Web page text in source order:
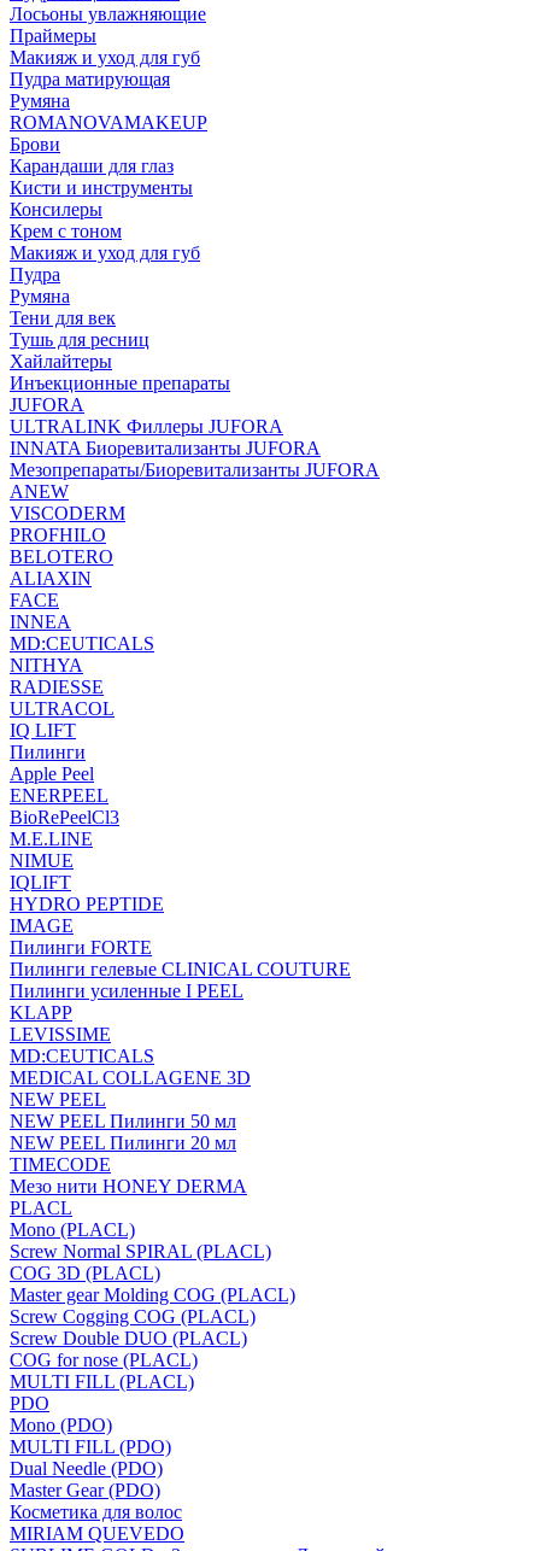
Лосьоны увлажняющие
Праймеры
Макияж и уход для губ
Пудра матирующая
Румяна
ROMANOVAMAKEUP
Брови
Карандаши для глаз
Кисти и инструменты
Консилеры
Крем с тоном
Макияж и уход для губ
Пудра
Румяна
Тени для век
Тушь для ресниц
Хайлайтеры
Инъекционные препараты
JUFORA
ULTRALINK Филлеры JUFORA
INNATA Биоревитализанты JUFORA
Мезопрепараты/Биоревитализанты JUFORA
ANEW
VISCODERM
PROFHILO
BELOTERO
ALIAXIN
FACE
INNEA
MD:CEUTICALS
NITHYA
RADIESSE
ULTRACOL
IQ LIFT
Пилинги
Apple Peel
ENERPEEL
BioRePeelCl3
M.E.LINE
NIMUE
IQLIFT
HYDRO PEPTIDE
IMAGE
Пилинги FORTE
Пилинги гелевые CLINICAL COUTURE
Пилинги усиленные I PEEL
KLAPP
LEVISSIME
MD:CEUTICALS
MEDICAL COLLAGENE 3D
NEW PEEL
NEW PEEL Пилинги 50 мл
NEW PEEL Пилинги 20 мл
TIMECODE
Мезо нити HONEY DERMA
PLACL
Mono (PLACL)
Screw Normal SPIRAL (PLACL)
COG 3D (PLACL)
Master gear Molding COG (PLACL)
Screw Cogging COG (PLACL)
Screw Double DUO (PLACL)
COG for nose (PLACL)
MULTI FILL (PLACL)
PDO
Mono (PDO)
MULTI FILL (PDO)
Dual Needle (PDO)
Master Gear (PDO)
Косметика для волос
MIRIAM QUEVEDO